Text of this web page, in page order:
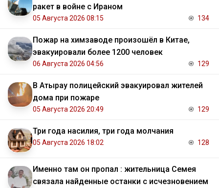
ракет в войне с Ираном
05 Августа 2026 08:15 134
Пожар на химзаводе произошёл в Китае,
эвакуировали более 1200 человек
06 Августа 2026 04:56 129
В Атырау полицейский эвакуировал жителей
дома при пожаре
05 Августа 2026 20:49 129
Три года насилия, три года молчания
05 Августа 2026 18:02 128
Именно там он пропал : жительница Семея
связала найденные останки с исчезновением